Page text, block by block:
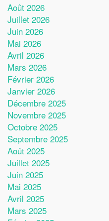
Août 2026
Juillet 2026
Juin 2026
Mai 2026
Avril 2026
Mars 2026
Février 2026
Janvier 2026
Décembre 2025
Novembre 2025
Octobre 2025
Septembre 2025
Août 2025
Juillet 2025
Juin 2025
Mai 2025
Avril 2025
Mars 2025